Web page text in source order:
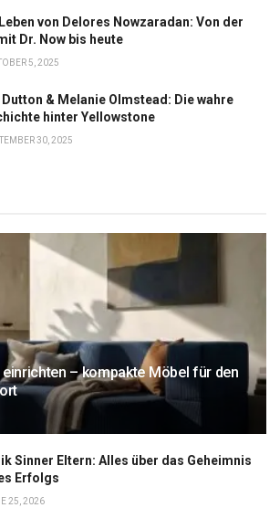
von Delores Nowzaradan: Von der
Dr. Now bis heute
5, 2025
Dutton & Melanie Olmstead: Die wahre
hinter Yellowstone
30, 2025
– kompakte Möbel für den
Sinner Eltern: Alles über das Geheimnis
Erfolgs
25, 2026